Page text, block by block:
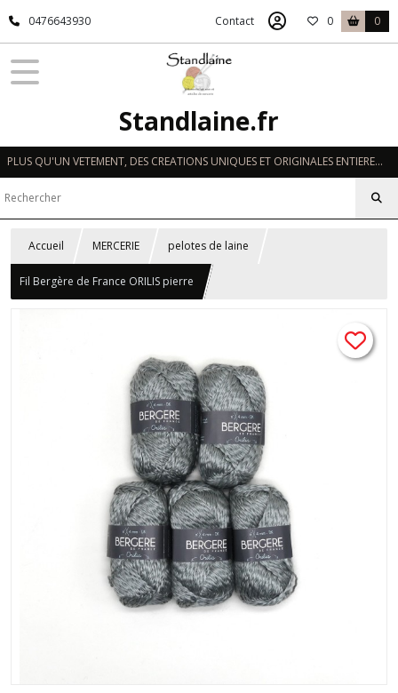
0476643930 Contact 0 0
Standlaine.fr
PLUS QU'UN VETEMENT, DES CREATIONS UNIQUES ET ORIGINALES ENTIEREMENT REALISEES A LA MAIN EN FRANCE
Accueil MERCERIE pelotes de laine
Fil Bergère de France ORILIS pierre